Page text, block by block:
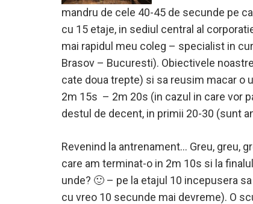
mandru de cele 40-45 de secunde pe
cu 15 etaje, in sediul central al
mai rapidul meu coleg – specialist in
Brasov – Bucuresti). Obiectivele
cate doua trepte) si sa reusim macar o
2m 15s – 2m 20s (in cazul in care vor
destul de decent, in primii 20-30 (sunt
Revenind la antrenament… Greu, greu,
care am terminat-o in 2m 10s si la
unde? 🙂 – pe la etajul 10 incepusera
cu vreo 10 secunde mai devreme). O